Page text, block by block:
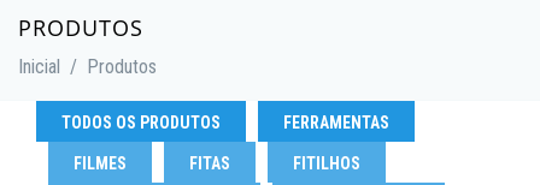
PRODUTOS
Inicial / Produtos
TODOS OS PRODUTOS FERRAMENTAS
FILMES FITAS FITILHOS